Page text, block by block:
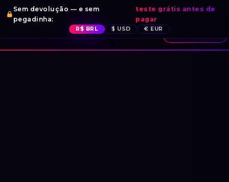
Sem devolução — e sem
pegadinha:
teste grátis antes de
pagar
R$ BRL $ USD € EUR
POLEMMICO DVJ